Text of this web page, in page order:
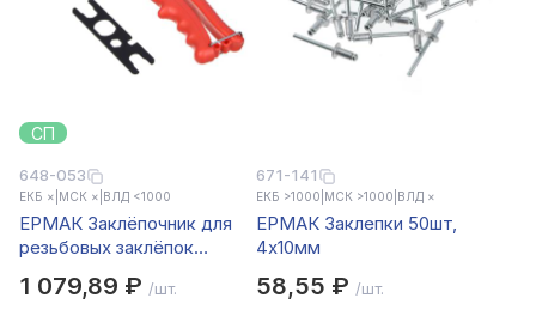
СП
648-053
ЕКБ × МСК × ВЛД <1000
ЕРМАК Заклёпочник для
резьбовых заклёпок
1 079,89 ₽ /шт.
671-141
ЕКБ >1000 МСК >1000 ВЛД ×
ЕРМАК Заклепки 50шт,
4х10мм
58,55 ₽ /шт.